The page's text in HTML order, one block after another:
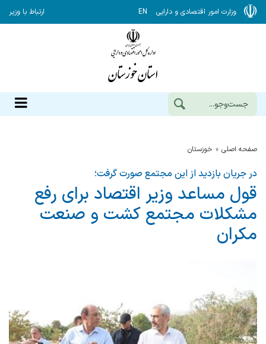
وزارت امور اقتصادی و دارایی EN ارتباط با وزیر
صفحه اصلی خوزستان
در جریان بازدید از این مجتمع صورت گرفت؛
قول مساعد وزیر اقتصاد برای رفع
مشكلات مجتمع كشت و صنعت
مكران